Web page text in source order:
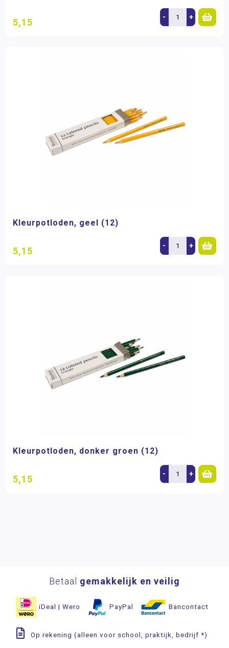
5,15 - +
Kleurpotloden, geel (12)
5,15 - +
Kleurpotloden, donker groen (12)
5,15 - +
Betaal gemakkelijk en veilig
iDeal | Wero PayPal Bancontact
Op rekening (alleen voor school, praktijk, bedrijf *)